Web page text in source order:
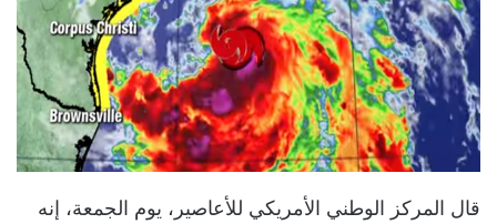
قال المركز الوطني الأمريكي للأعاصير، يوم الجمعة، إنه